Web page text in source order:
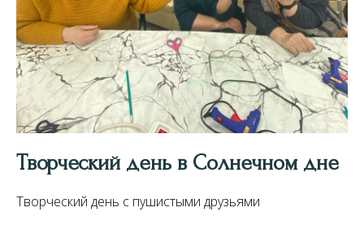
Творческий день в Солнечном дне
Творческий день с пушистыми друзьями